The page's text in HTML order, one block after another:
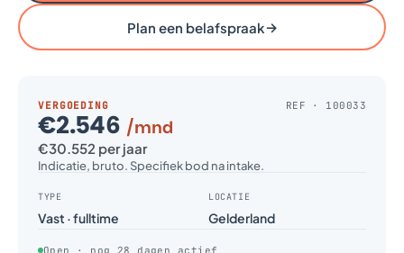
Plan een belafspraak→
VERGOEDING REF · 100033
€2.546 /mnd
€30.552 per jaar
Indicatie, bruto. Specifiek bod na intake.
TYPE
Vast · fulltime
LOCATIE
Gelderland
Open · nog 28 dagen actief